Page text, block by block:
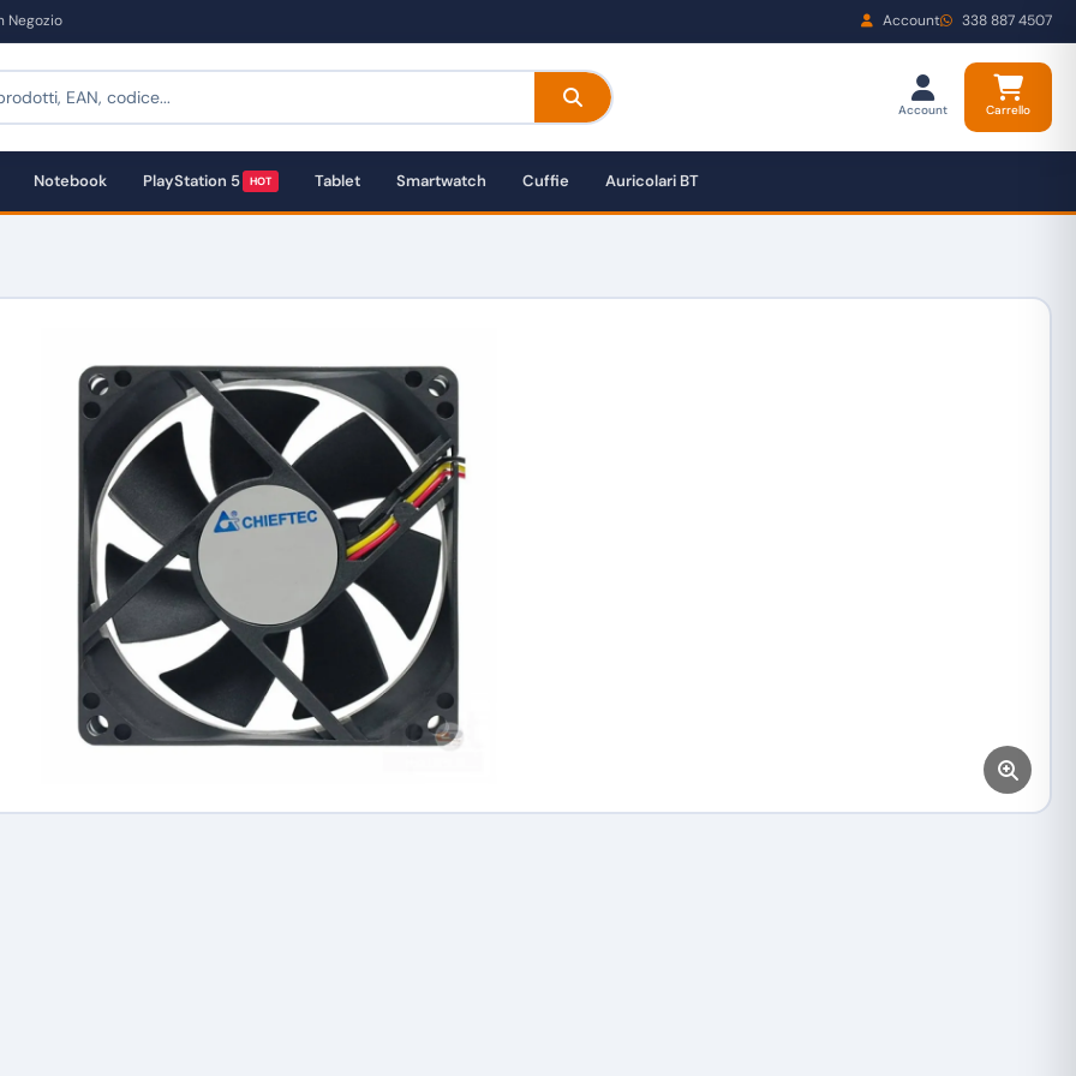
Negozio Account 338 887 4507
Account Carrello
Notebook PlayStation 5 HOT Tablet Smartwatch Cuffie Auricolari BT